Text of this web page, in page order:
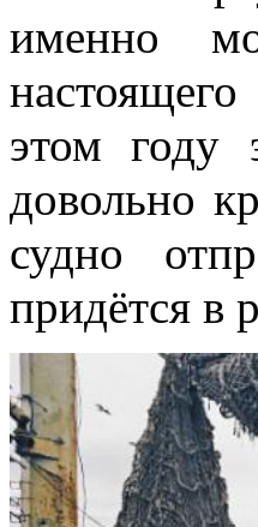
именно
этом году
довольно
судно
придётся в